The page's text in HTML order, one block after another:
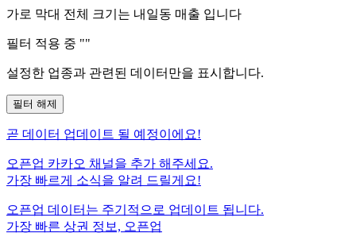
가로 막대 전체 크기는 내일동 매출 입니다
필터 적용 중 ""
설정한 업종과 관련된 데이터만을 표시합니다.
필터 해제
곧 데이터 업데이트 될 예정이에요!
오픈업 카카오 채널을 추가 해주세요.
가장 빠르게 소식을 알려 드릴게요!
오픈업 데이터는 주기적으로 업데이트 됩니다.
가장 빠른 상권 정보, 오픈업